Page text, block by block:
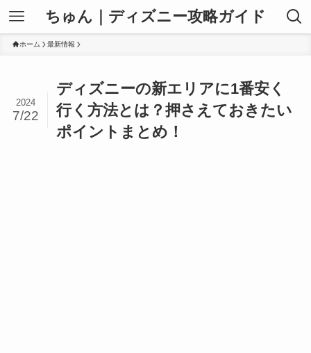
ちゅん｜ディズニー攻略ガイド
ホーム 最新情報
ディズニーの新エリアに1番安く
行く方法とは？押さえておきたい
ポイントまとめ！
2024
7/22